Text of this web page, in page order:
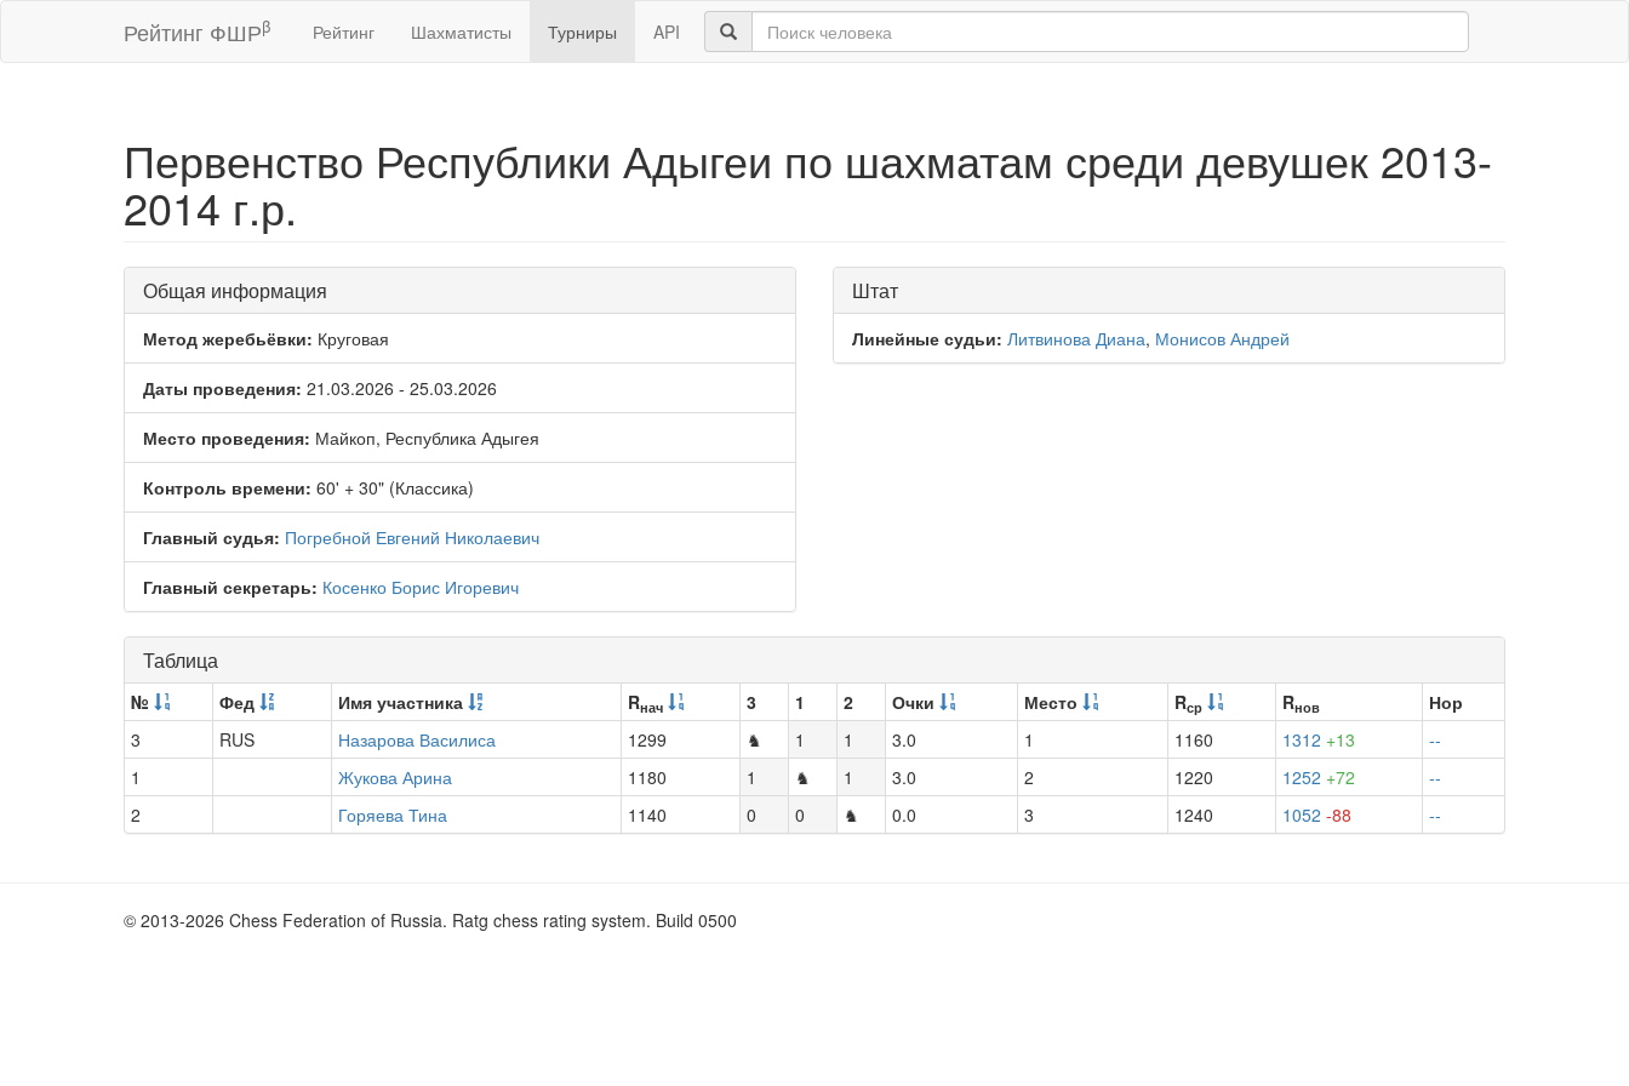
Рейтинг ФШРβ Рейтинг Шахматисты Турниры API
Первенство Республики Адыгеи по шахматам среди девушек 2013-
2014 г.р.
Общая информация
Метод жеребьёвки: Круговая
Даты проведения: 21.03.2026 - 25.03.2026
Место проведения: Майкоп, Республика Адыгея
Контроль времени: 60' + 30" (Классика)
Главный судья: Погребной Евгений Николаевич
Главный секретарь: Косенко Борис Игоревич
Штат
Линейные судьи: Литвинова Диана, Монисов Андрей
Таблица
№ Фед Имя участника Rнач 3 1 2 Очки Место Rср Rнов
Нор
3
RUS Назарова Василиса 1299 ♞ 1 1 3.0 1 1160 1312 +13
--
1
Жукова Арина 1180 1 ♞ 1 3.0 2 1220 1252 +72
--
2
Горяева Тина 1140 0 0 ♞ 0.0 3 1240 1052 -88 --
© 2013-2026 Chess Federation of Russia. Ratg chess rating system. Build 0500